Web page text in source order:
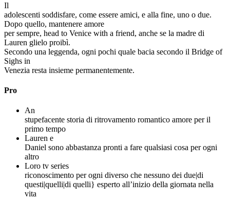
Il
adolescenti soddisfare, come essere amici, e alla fine, uno o due.
Dopo quello, mantenere amore
per sempre, head to Venice with a friend, anche se la madre di
Lauren glielo proibì.
Secondo una leggenda, ogni pochi quale bacia secondo il Bridge of
Sighs in
Venezia resta insieme permanentemente.
Pro
An
stupefacente storia di ritrovamento romantico amore per il
primo tempo
Lauren e
Daniel sono abbastanza pronti a fare qualsiasi cosa per ogni
altro
Loro tv series
riconoscimento per ogni diverso che nessuno dei due|di
questi|quelli|di quelli} esperto all’inizio della giornata nella
vita